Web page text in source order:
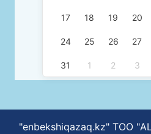
17 18 19 20
24 25 26 27
31 1 2 3
"enbekshiqazaq.kz" ТОО